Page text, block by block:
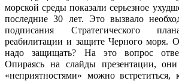
морской среды показали серьезное
последние 30 лет. Это вызвало
подписания Стратегического
реабилитации и защите Черного моря.
надо защищать? На это вопрос
Опираясь на слайды презентации,
«неприятностями» можно